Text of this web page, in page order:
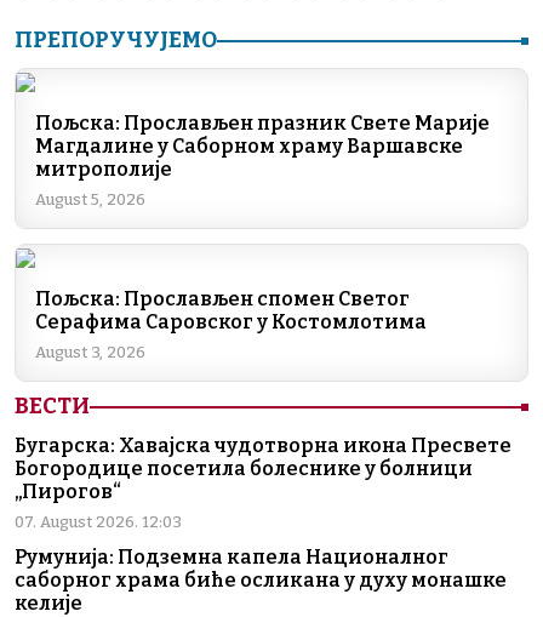
c
b
o
o
k
k
dI
n
e
a
er at
A
ai p
Li
ПРЕПОРУЧУЈЕМО
Пољска: Прослављен празник Свете Марије
Магдалине у Саборном храму Варшавске
митрополије
August 5, 2026
Пољска: Прослављен спомен Светог
Серафима Саровског у Костомлотима
August 3, 2026
ВЕСТИ
Бугарска: Хавајска чудотворна икона Пресвете
Богородице посетила болеснике у болници
„Пирогов“
07. August 2026. 12:03
Румунија: Подземна капела Националног
саборног храма биће осликана у духу монашке
келије